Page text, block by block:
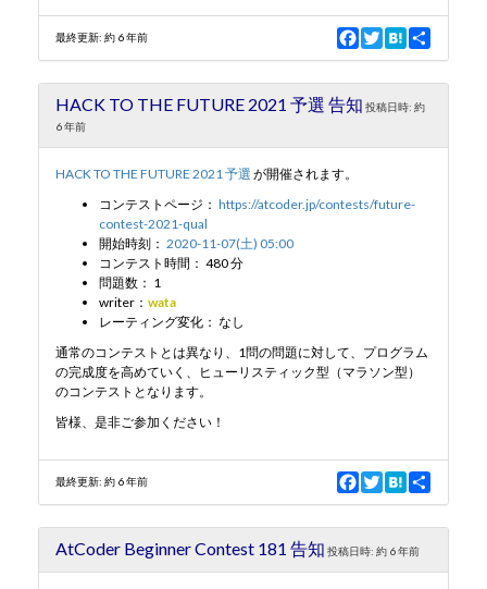
最終更新: 約 6 年前
F
a
e
b
T
w
t
t
H
a
e
n
h
r
HACK TO THE FUTURE 2021 予選 告知 投稿日時: 約
6 年前
HACK TO THE FUTURE 2021 予選 が開催されます。
コンテストページ： https://atcoder.jp/contests/future-
contest-2021-qual
開始時刻： 2020-11-07(土) 05:00
コンテスト時間： 480 分
問題数： 1
writer： wata
レーティング変化： なし
通常のコンテストとは異なり、1問の問題に対して、プログラム
の完成度を高めていく、ヒューリスティック型（マラソン型）
のコンテストとなります。
皆様、是非ご参加ください！
最終更新: 約 6 年前
F
a
e
b
T
w
t
t
H
a
e
n
h
r
AtCoder Beginner Contest 181 告知 投稿日時: 約 6 年前